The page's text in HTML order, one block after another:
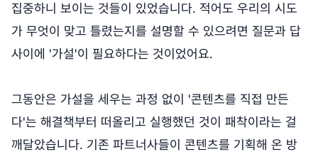
집중하니 보이는 것들이 있었습니다. 적어도 우리의 시도
가 무엇이 맞고 틀렸는지를 설명할 수 있으려면 질문과 답
사이에 '가설'이 필요하다는 것이었어요.
그동안은 가설을 세우는 과정 없이 '콘텐츠를 직접 만든
다'는 해결책부터 떠올리고 실행했던 것이 패착이라는 걸
깨달았습니다. 기존 파트너사들이 콘텐츠를 기획해 온 방